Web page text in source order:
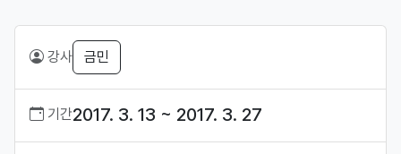
강사 금민
기간2017. 3. 13 ~ 2017. 3. 27